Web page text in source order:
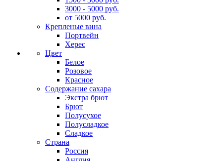
3000 - 5000 руб.
от 5000 руб.
Крепленые вина
Портвейн
Херес
Цвет
Белое
Розовое
Красное
Содержание сахара
Экстра брют
Брют
Полусухое
Полусладкое
Сладкое
Страна
Россия